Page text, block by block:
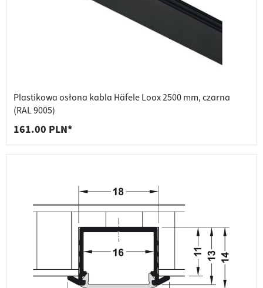
Plastikowa osłona kabla Häfele Loox 2500 mm, czarna
(RAL 9005)
161.00 PLN*